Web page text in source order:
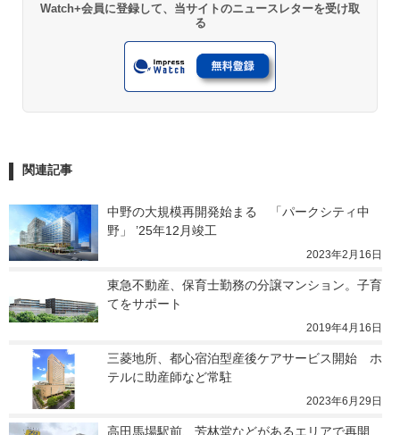
Watch+会員に登録して、当サイトのニュースレターを受け取
る
関連記事
中野の大規模再開発始まる　「パークシティ中
野」 ’25年12月竣工
2023年2月16日
東急不動産、保育士勤務の分譲マンション。子育
てをサポート
2019年4月16日
三菱地所、都心宿泊型産後ケアサービス開始　ホ
テルに助産師など常駐
2023年6月29日
高田馬場駅前、芳林堂などがあるエリアで再開